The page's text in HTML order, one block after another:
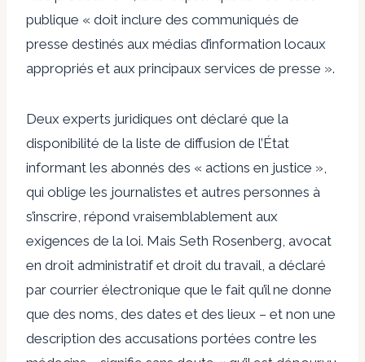
publique « doit inclure des communiqués de
presse destinés aux médias d’information locaux
appropriés et aux principaux services de presse ».
Deux experts juridiques ont déclaré que la
disponibilité de la liste de diffusion de l’État
informant les abonnés des « actions en justice »,
qui oblige les journalistes et autres personnes à
s’inscrire, répond vraisemblablement aux
exigences de la loi. Mais Seth Rosenberg, avocat
en droit administratif et droit du travail, a déclaré
par courrier électronique que le fait qu’il ne donne
que des noms, des dates et des lieux – et non une
description des accusations portées contre les